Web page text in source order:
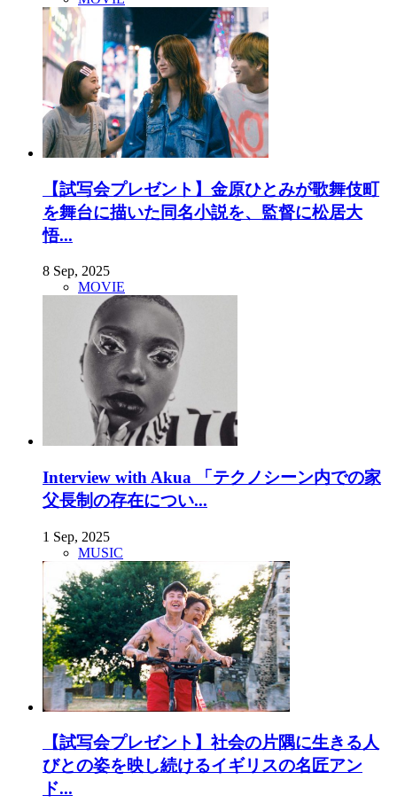
【試写会プレゼント】金原ひとみが歌舞伎町
を舞台に描いた同名小説を、監督に松居大
悟...
8 Sep, 2025
MOVIE
Interview with Akua 「テクノシーン内での家
父長制の存在につい...
1 Sep, 2025
MUSIC
【試写会プレゼント】社会の片隅に生きる人
びとの姿を映し続けるイギリスの名匠アン
ド...